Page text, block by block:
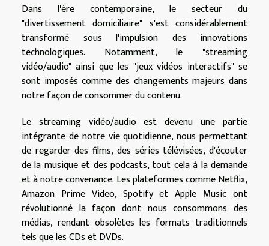
Dans l'ère contemporaine, le secteur du
"divertissement domiciliaire" s'est considérablement
transformé sous l'impulsion des innovations
technologiques. Notamment, le "streaming
vidéo/audio" ainsi que les "jeux vidéos interactifs" se
sont imposés comme des changements majeurs dans
notre façon de consommer du contenu.
Le streaming vidéo/audio est devenu une partie
intégrante de notre vie quotidienne, nous permettant
de regarder des films, des séries télévisées, d'écouter
de la musique et des podcasts, tout cela à la demande
et à notre convenance. Les plateformes comme Netflix,
Amazon Prime Video, Spotify et Apple Music ont
révolutionné la façon dont nous consommons des
médias, rendant obsolètes les formats traditionnels
tels que les CDs et DVDs.